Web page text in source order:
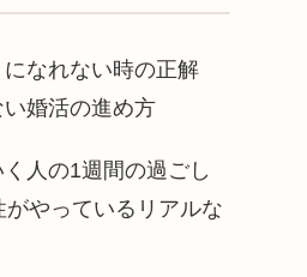
なれない時の正解
婚活の進め方
人の1週間の過ごし
やっているリアルな